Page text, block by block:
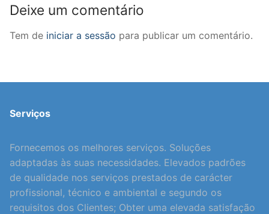
Deixe um comentário
Tem de iniciar a sessão para publicar um comentário.
Serviços
Fornecemos os melhores serviços. Soluções
adaptadas às suas necessidades. Elevados padrões
de qualidade nos serviços prestados de carácter
profissional, técnico e ambiental e segundo os
requisitos dos Clientes; Obter uma elevada satisfação